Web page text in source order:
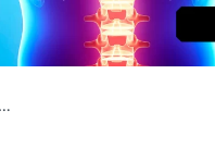
Comunidade Academia Médica